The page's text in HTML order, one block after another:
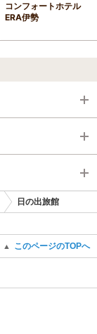
コンフォートホテル
ERA伊勢
日の出旅館
▲ このページのTOPへ